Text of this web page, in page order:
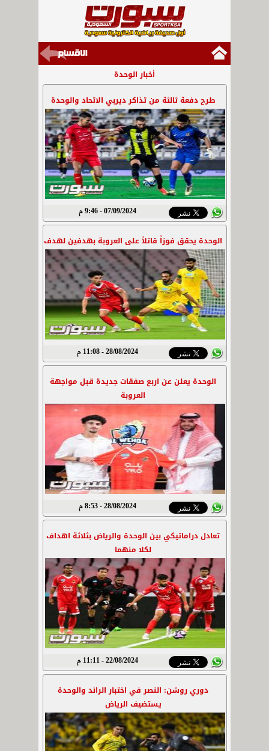
أخبار الوحدة
طرح دفعة ثالثة من تذاكر ديربي الاتحاد والوحدة
07/09/2024 - 9:46 م
الوحدة يحقق فوزاً قاتلاً على العروبة بهدفين لهدف
28/08/2024 - 11:08 م
الوحدة يعلن عن اربع صفقات جديدة قبل مواجهة
العروبة
28/08/2024 - 8:53 م
تعادل دراماتيكي بين الوحدة والرياض بثلاثة اهداف
لكلا منهما
22/08/2024 - 11:11 م
دوري روشن: النصر في اختبار الرائد والوحدة
يستضيف الرياض